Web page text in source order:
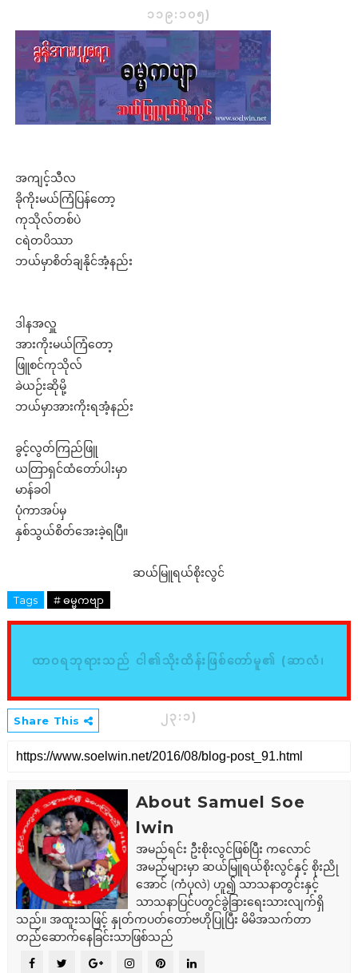
၁၁၉:၁၀၅)
အကျင့်သီလ
ခိုကိုးမယ်ကြံပြန်တော့
ကုသိုလ်တစ်ပဲ
ငရဲတပိဿာ
ဘယ်မှာစိတ်ချနိုင်အံ့နည်း
ဒါနအလှူ
အားကိုးမယ်ကြံတော့
ဖြူစင်ကုသိုလ်
ခဲယဉ်းဆိုမို့
ဘယ်မှာအားကိုးရအံ့နည်း
ခွင့်လွတ်ကြည်ဖြူ
ယတြာရှင်ထံတော်ပါးမှာ
မာန်ခဝါ
ပုံကာအပ်မှ
နှစ်သွယ်စိတ်အေးခဲ့ရပြီ။
ဆယ်မြူရယ်စိုးလွင်
Tags # ဓမ္မကဗျာ
ထာဝရဘုရားသည် ငါ၏သိုးထိန်းဖြစ်တော်မူ၏ (ဆာလံ၊
၂၃:၁)
Share This
About Samuel Soe
lwin
အမည်ရင်း ဦးစိုးလွင်ဖြစ်ပြီး ကလောင်
အမည်များမှာ ဆယ်မြူရယ်စိုးလွင်နှင့် စိုးညို
အောင် (ကံပုလဲ) ဟူ၍ သာသနာတွင်းနှင့်
သာသနာပြင်ပတွင်ခွဲခြားရေးသားလျက်ရှိ
သည်။ အထူးသဖြင့် နှုတ်ကပတ်တော်ဗဟိုပြုပြီး မိမိအသက်တာ
တည်ဆောက်နေခြင်းသာဖြစ်သည်